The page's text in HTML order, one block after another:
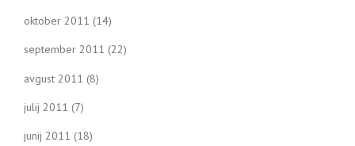
oktober 2011 (14)
september 2011 (22)
avgust 2011 (8)
julij 2011 (7)
junij 2011 (18)